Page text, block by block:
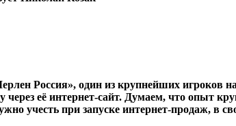
Россия», один из крупнейших игроков
через её интернет-сайт. Думаем, что опыт
учесть при запуске интернет-продаж, в